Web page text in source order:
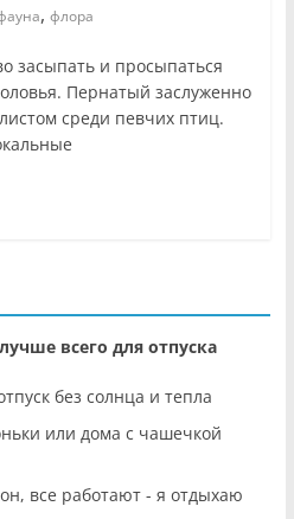
, флора
засыпать и просыпаться
Пернатый заслуженно
среди певчих птиц.
всего для отпуска
без солнца и тепла
или дома с чашечкой
все работают - я отдыхаю